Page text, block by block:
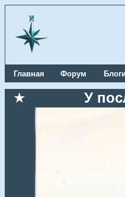
Главная Форум Блоги
★ У